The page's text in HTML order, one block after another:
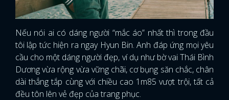
Nếu nói ai có dáng người “mắc áo” nhất thì trong đầu
tôi lập tức hiện ra ngay Hyun Bin. Anh đáp ứng mọi yêu
cầu cho một dáng người đẹp, ví dụ như bờ vai Thái Bình
Dương vừa rộng vừa vững chãi, cơ bụng săn chắc, chân
dài thẳng tắp cùng với chiều cao 1m85 vượt trội, tất cả
đều tôn lên vẻ đẹp của trang phục.